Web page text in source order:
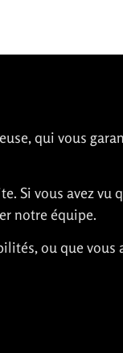
qui vous
Si vous avez vu
notre équipe.
ou que vous